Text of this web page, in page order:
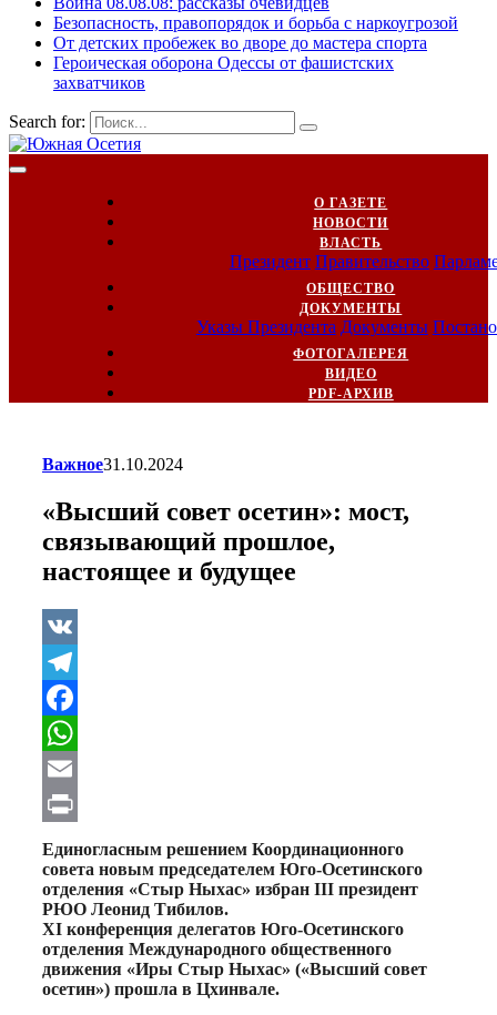
Безопасность, правопорядок и борьба с наркоугрозой
От детских пробежек во дворе до мастера спорта
Героическая оборона Одессы от фашистских
захватчиков
Search for:
О ГАЗЕТЕ
НОВОСТИ
ВЛАСТЬ
Президент Правительство
ОБЩЕСТВО
ДОКУМЕНТЫ
Указы Президента Документы
ФОТОГАЛЕРЕЯ
ВИДЕО
PDF-АРХИВ
Важное31.10.2024
«Высший совет осетин»: мост,
связывающий прошлое,
настоящее и будущее
VK
Telegram
Facebook
WhatsApp
Email
Print
Единогласным решением Координационного
совета новым председателем Юго-Осетинского
отделения «Стыр Ныхас» избран III президент
РЮО Леонид Тибилов.
XI конференция делегатов Юго-Осетинского
отделения Международного общественного
движения «Иры Стыр Ныхас» («Высший совет
осетин») прошла в Цхинвале.